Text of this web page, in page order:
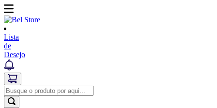
Lista
de
Desejo